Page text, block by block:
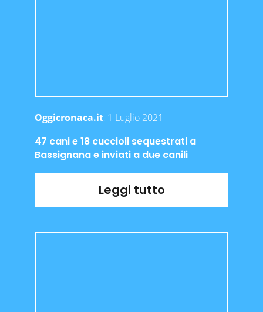
Oggicronaca.it, 1 Luglio 2021
47 cani e 18 cuccioli sequestrati a
Bassignana e inviati a due canili
Leggi tutto